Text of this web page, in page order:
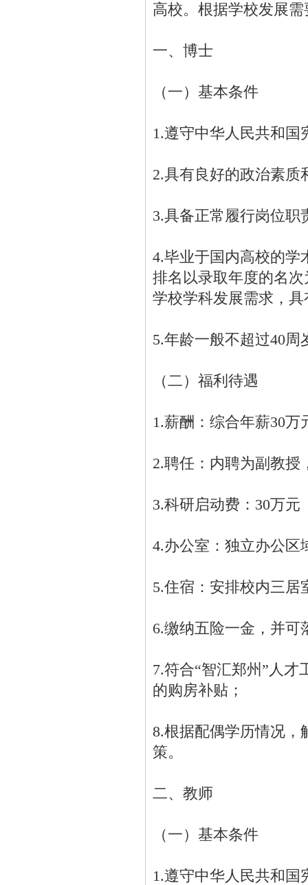
高校。根据学校发展
一、博士
（一）基本条件
1.遵守中华人民共和国
2.具有良好的政治素质
3.具备正常履行岗位职
4.毕业于国内高校的学
排名以录取年度的名
学校学科发展需求，
5.年龄一般不超过40
（二）福利待遇
1.薪酬：综合年薪30万
2.聘任：内聘为副教授
3.科研启动费：30万
4.办公室：独立办公区
5.住宿：安排校内三居
6.缴纳五险一金，并可
7.符合“智汇郑州”人才
的购房补贴；
8.根据配偶学历情况，
策。
二、教师
（一）基本条件
1.遵守中华人民共和国